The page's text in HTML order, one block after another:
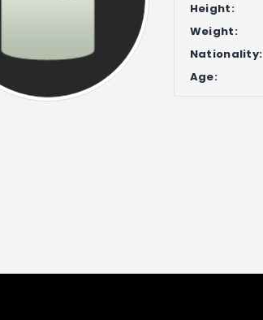
Height:
Weight:
Nationality:
Age: